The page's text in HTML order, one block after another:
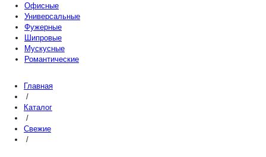
Офисные
Универсальные
Фужерные
Шипровые
Мускусные
Романтические
Главная
/
Каталог
/
Свежие
/